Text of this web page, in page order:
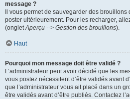
message ?
Il vous permet de sauvegarder des
poster ultérieurement. Pour les recharger,
(ongletAperçu --> Gestion des brouillons).
Haut
Pourquoi mon message doit être validé ?
L’administrateur peut avoir décidé que les
vous postez nécessitent d’être validés avant
que l’administrateur vous ait placé dans un
être validés avant d’être publiés. Contactez